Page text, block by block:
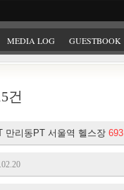
MEDIA LOG GUESTBOOK
건
만리동PT 서울역 헬스장 693